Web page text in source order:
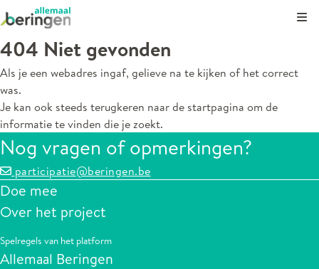
404 Niet gevonden
Als je een webadres ingaf, gelieve na te kijken of het correct
was.
Je kan ook steeds terugkeren naar de startpagina om de
informatie te vinden die je zoekt.
Nog vragen of opmerkingen?
participatie@beringen.be
Doe mee
Over het project
Spelregels van het platform
Allemaal Beringen